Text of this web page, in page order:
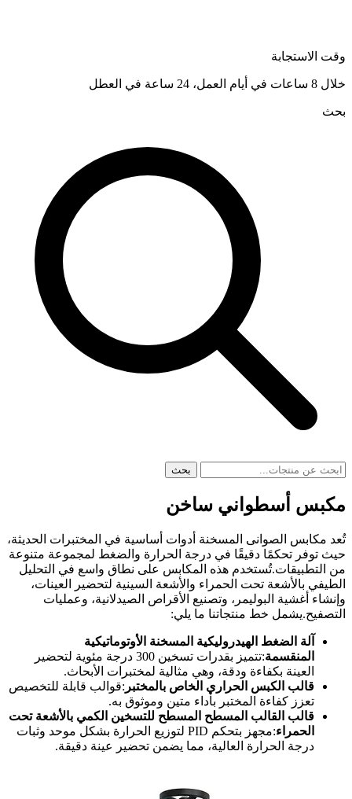
وقت الاستجابة
خلال 8 ساعات في أيام العمل، 24 ساعة في العطل
بحث
بحث
مكبس أسطواني ساخن
تُعد مكابس الصوانى المسخنة أدوات أساسية في المختبرات الحديثة،
حيث توفر تحكمًا دقيقًا في درجة الحرارة والضغط لمجموعة متنوعة
من التطبيقات.تُستخدم هذه المكابس على نطاق واسع في التحليل
الطيفي بالأشعة تحت الحمراء والأشعة السينية لتحضير العينات،
وإنشاء أغشية البوليمر، وتصنيع الأقراص الصيدلانية، وعمليات
التصفيح.يشمل خط منتجاتنا ما يلي:
آلة الضغط الهيدروليكية المسخنة الأوتوماتيكية
المنقسمة
:تتميز بقدرات تسخين 300 درجة مئوية لتحضير
العينة بكفاءة ودقة، وهي مثالية لمختبرات الأبحاث.
قالب الكبس الحراري الخاص بالمختبر :قوالب قابلة للتخصيص
تعزز كفاءة المختبر بأداء متين وموثوق به.
قالب القالب المسطح المسطح للتسخين الكمي بالأشعة تحت
الحمراء
:مجهز بتحكم PID لتوزيع الحرارة بشكل موحد وثبات
درجة الحرارة العالية، مما يضمن تحضير عينة دقيقة.